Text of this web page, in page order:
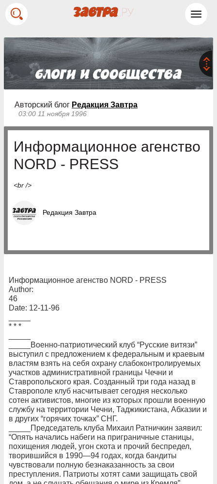
Авторский блог Редакция Завтра
03:00 11 ноября 1996
Информационное агенство
NORD - PRESS
<br />
Редакция Завтра
Информационное агенство NORD - PRESS
Author:
46
Date: 12-11-96
* * *
_____Военно-патриотический клуб “Русские витязи”
выступил с предложением к федеральным и краевым
властям взять на себя охрану слабоконтролируемых
участков административной границы Чечни и
Ставропольского края. Созданный три года назад в
Ставрополе клуб насчитывает сегодня несколько
сотен активистов, многие из которых прошли военную
службу на территории Чечни, Таджикистана, Абхазии и
в других “горячих точках” СНГ.
_____Председатель клуба Михаил Ратничкин заявил:
“Опять начались набеги на приграничные станицы,
похищения людей, угон скота и прочий беспредел,
творившийся в 1990—94 годах, когда бандиты
чувствовали полную безнаказанность за свои
преступления. Патриоты хотят сами защищать свой